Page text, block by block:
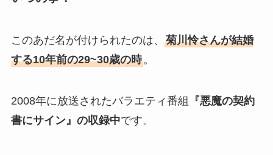
このあだ名が付けられたのは、 菊川怜さんが結婚
する10年前の29~30歳の時。
2008年に放送されたバラエティ番組 『悪魔の契約
書にサイン』の収録中です。